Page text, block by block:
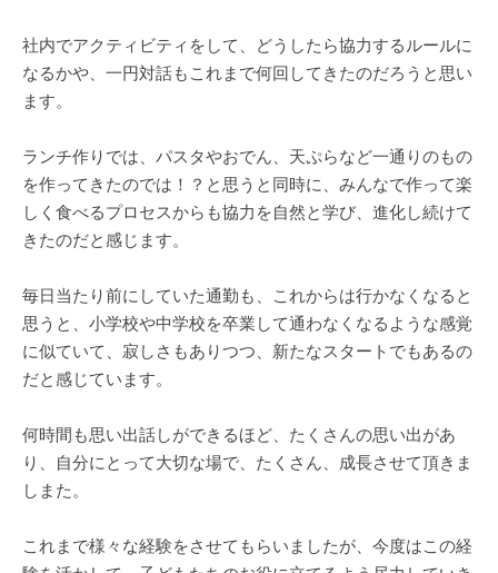
社内でアクティビティをして、どうしたら協力するルールに
なるかや、一円対話もこれまで何回してきたのだろうと思い
ます。
ランチ作りでは、パスタやおでん、天ぷらなど一通りのもの
を作ってきたのでは！？と思うと同時に、みんなで作って楽
しく食べるプロセスからも協力を自然と学び、進化し続けて
きたのだと感じます。
毎日当たり前にしていた通勤も、これからは行かなくなると
思うと、小学校や中学校を卒業して通わなくなるような感覚
に似ていて、寂しさもありつつ、新たなスタートでもあるの
だと感じています。
何時間も思い出話しができるほど、たくさんの思い出があ
り、自分にとって大切な場で、たくさん、成長させて頂きま
しまた。
これまで様々な経験をさせてもらいましたが、今度はこの経